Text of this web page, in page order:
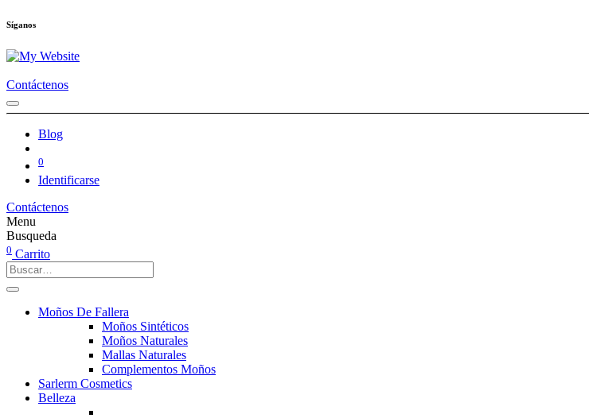
Síganos
Contáctenos
Blog
0
Identificarse
Contáctenos
Menu
Busqueda
0 Carrito
Moños De Fallera
Moños Sintéticos
Moños Naturales
Mallas Naturales
Complementos Moños
Sarlerm Cosmetics
Belleza